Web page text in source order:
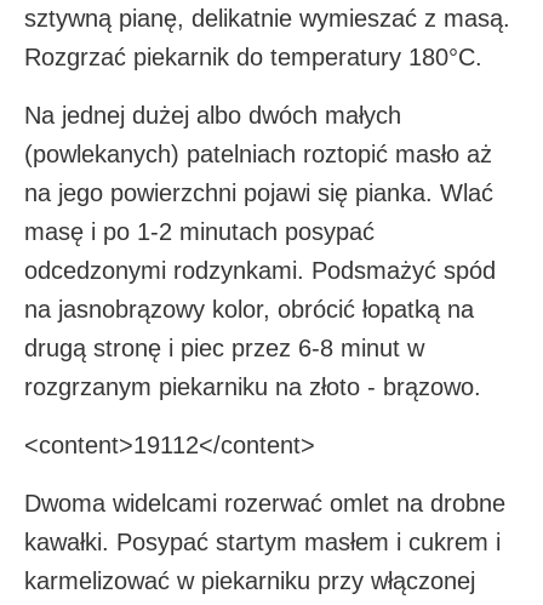
sztywną pianę, delikatnie wymieszać z masą.
Rozgrzać piekarnik do temperatury 180°C.
Na jednej dużej albo dwóch małych
(powlekanych) patelniach roztopić masło aż
na jego powierzchni pojawi się pianka. Wlać
masę i po 1-2 minutach posypać
odcedzonymi rodzynkami. Podsmażyć spód
na jasnobrązowy kolor, obrócić łopatką na
drugą stronę i piec przez 6-8 minut w
rozgrzanym piekarniku na złoto - brązowo.
<content>19112</content>
Dwoma widelcami rozerwać omlet na drobne
kawałki. Posypać startym masłem i cukrem i
karmelizować w piekarniku przy włączonej